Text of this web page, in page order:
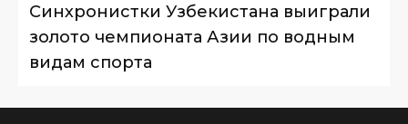
Синхронистки Узбекистана выиграли
золото чемпионата Азии по водным
видам спорта